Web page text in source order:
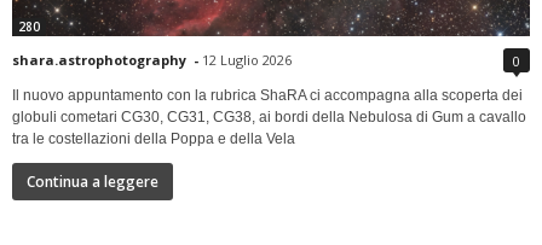
280
shara.astrophotography - 12 Luglio 2026 0
Il nuovo appuntamento con la rubrica ShaRA ci accompagna alla scoperta dei
globuli cometari CG30, CG31, CG38, ai bordi della Nebulosa di Gum a cavallo
tra le costellazioni della Poppa e della Vela
Continua a leggere